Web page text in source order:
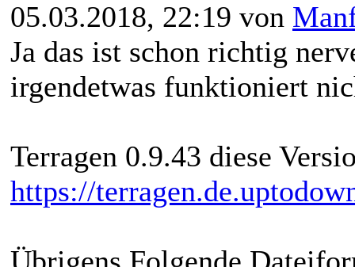
05.03.2018, 22:19 von
Ja das ist schon richtig
irgendetwas funktioniert
Terragen 0.9.43 diese
https://
Übrigens Folgende